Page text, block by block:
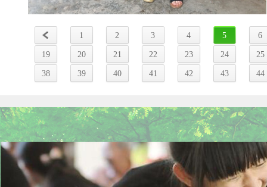
1 2 3 4 5 6
19 20 21 22 23 24 25
38 39 40 41 42 43 44